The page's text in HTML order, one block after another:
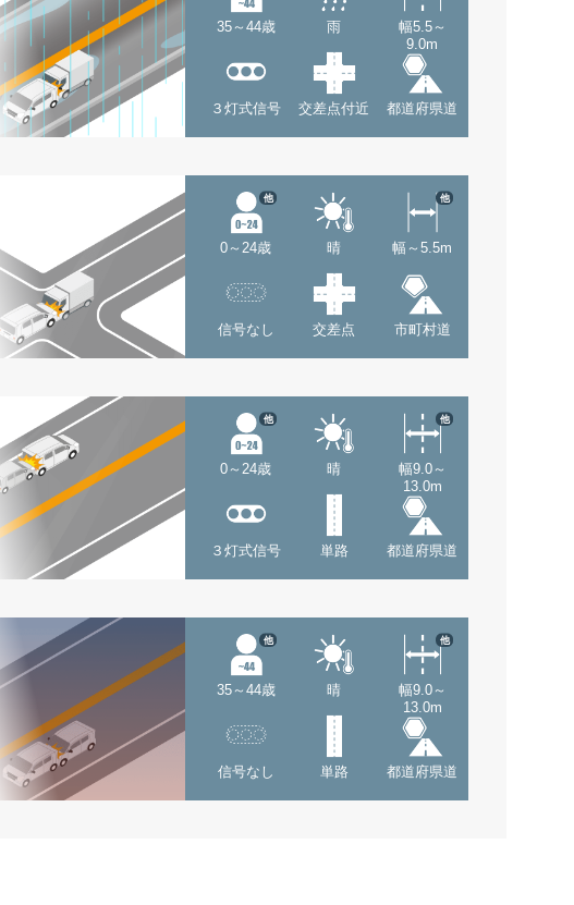
35～44歳 雨
幅5.5～
9.0m
３灯式信号 交差点付近 都道府県道
0～24歳
他
晴 幅～5.5m
他
信号なし 交差点 市町村道
0～24歳
他
晴
幅9.0～
13.0m
他
３灯式信号 単路 都道府県道
35～44歳
他
晴
幅9.0～
13.0m
他
信号なし 単路 都道府県道